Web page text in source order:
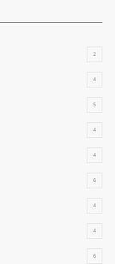
2
4
5
4
4
6
4
4
6